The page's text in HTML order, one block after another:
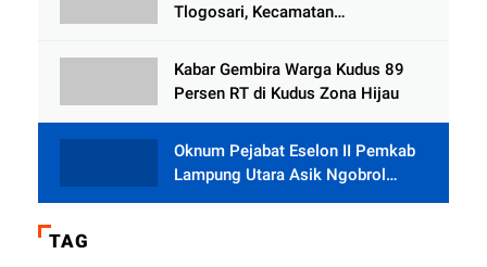
Tlogosari, Kecamatan
Rumah dari BAZNAS
Kabar Gembira Warga Kudus 89
Persen RT di Kudus Zona Hijau
Oknum Pejabat Eselon II Pemkab
Lampung Utara Asik Ngobrol
Dengan Teman Kencan Wanitanya
TAG